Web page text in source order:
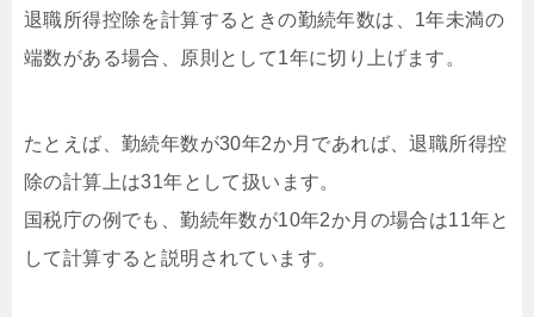
退職所得控除を計算するときの勤続年数は、1年未満の
端数がある場合、原則として1年に切り上げます。
たとえば、勤続年数が30年2か月であれば、退職所得控
除の計算上は31年として扱います。
国税庁の例でも、勤続年数が10年2か月の場合は11年と
して計算すると説明されています。